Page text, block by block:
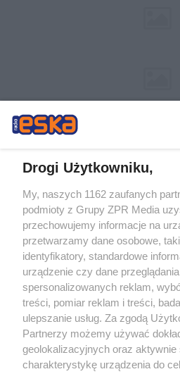
Żaden utwór zamieszczony w serwisie nie
rozpowszechniany lub dalej
tym także elektroniczny lub mechaniczny)
eksploatacji w jakiejkolwiek formie,
bez pisemnej zgody właściciela praw.
wykorzystanie utworów w całości lub w
bez właściwej zgody, jest zabronione pod
prawnie.
Drogi Użytkowniku,
My, naszych 1162 zaufanych
podmioty z Grupy ZPR Media
przechowujemy informacje na
przetwarzamy dane osobowe,
identyfikatory, standardowe
urządzenie czy dane
spersonalizowanych reklam,
treści, pomiar reklam i treści,
ulepszanie usług. Za zgodą
Partnerzy możemy używać
geolokalizacyjnych oraz aktywnie
charakterystykę urządzenia do